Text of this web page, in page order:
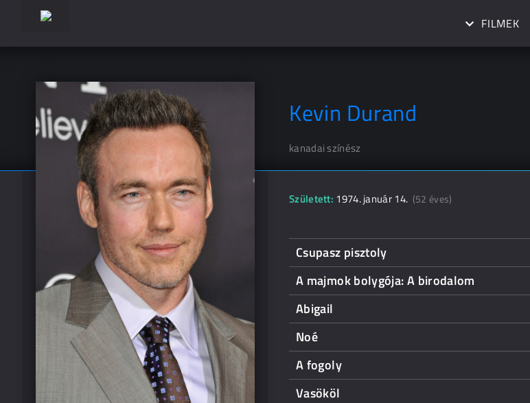
FILMEK
Kevin Durand
kanadai színész
Született: 1974. január 14. (52 éves)
Csupasz pisztoly
A majmok bolygója: A birodalom
Abigail
Noé
A fogoly
Vasököl